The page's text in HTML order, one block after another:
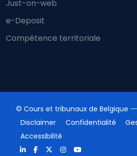
Just-on-web
e-Deposit
Compétence territoriale
© Cours et tribunaux de Belgique
Disclaimer
Confidentialité
Accessibilité